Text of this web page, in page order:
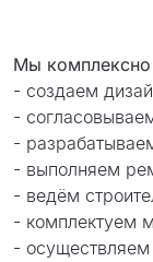
Мы
- создаем
-
-
- выполняем
- ведём
- комплектуем
- осуществляем